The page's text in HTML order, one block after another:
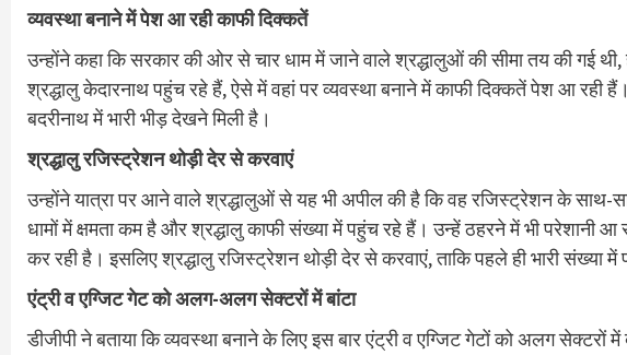
व्यवस्था बनाने में पेश आ रही काफी दिक्कतें
उन्होंने कहा कि सरकार की ओर से चार धाम में जाने वाले श्रद्धालुओं की सीमा तय की गई
श्रद्धालु केदारनाथ पहुंच रहे हैं, ऐसे में वहां पर व्यवस्था बनाने में काफी दिक्कतें पेश आ रही
बदरीनाथ में भारी भीड़ देखने मिली है।
श्रद्धालु रजिस्ट्रेशन थोड़ी देर से करवाएं
उन्होंने यात्रा पर आने वाले श्रद्धालुओं से यह भी अपील की है कि वह रजिस्ट्रेशन के
धामों में क्षमता कम है और श्रद्धालु काफी संख्या में पहुंच रहे हैं। उन्हें ठहरने में भी परेशानी
कर रही है। इसलिए श्रद्धालु रजिस्ट्रेशन थोड़ी देर से करवाएं, ताकि पहले ही भारी संख्या
एंट्री व एग्जिट गेट को अलग-अलग सेक्टरों में बांटा
डीजीपी ने बताया कि व्यवस्था बनाने के लिए इस बार एंट्री व एग्जिट गेटों को अलग सेक्टरों